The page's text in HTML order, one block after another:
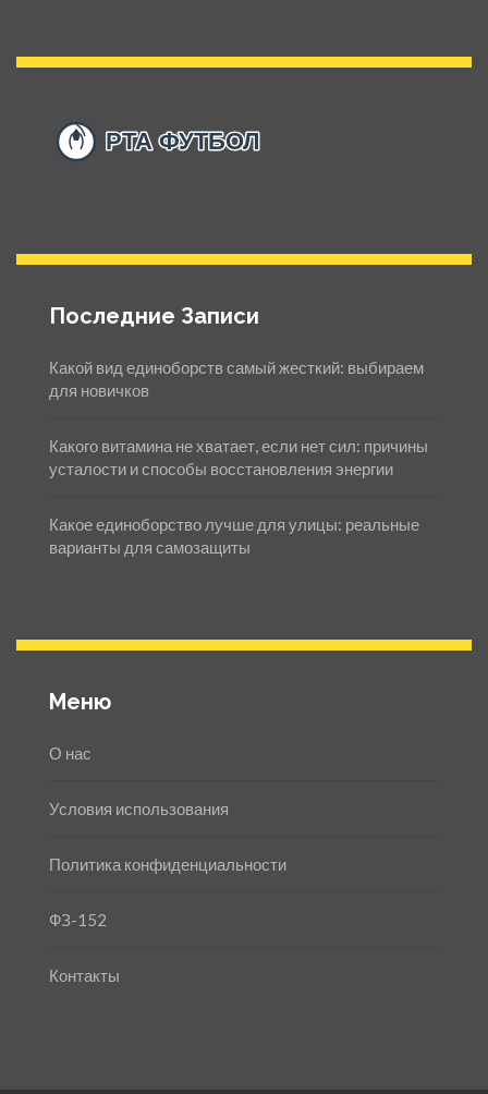
Последние Записи
Какой вид единоборств самый жесткий: выбираем
для новичков
Какого витамина не хватает, если нет сил: причины
усталости и способы восстановления энергии
Какое единоборство лучше для улицы: реальные
варианты для самозащиты
Меню
О нас
Условия использования
Политика конфиденциальности
ФЗ-152
Контакты